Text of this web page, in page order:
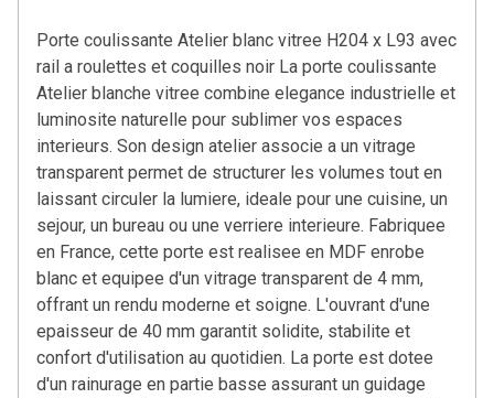
Porte coulissante Atelier blanc vitree H204 x L93 avec
rail a roulettes et coquilles noir La porte coulissante
Atelier blanche vitree combine elegance industrielle et
luminosite naturelle pour sublimer vos espaces
interieurs. Son design atelier associe a un vitrage
transparent permet de structurer les volumes tout en
laissant circuler la lumiere, ideale pour une cuisine, un
sejour, un bureau ou une verriere interieure. Fabriquee
en France, cette porte est realisee en MDF enrobe
blanc et equipee d'un vitrage transparent de 4 mm,
offrant un rendu moderne et soigne. L'ouvrant d'une
epaisseur de 40 mm garantit solidite, stabilite et
confort d'utilisation au quotidien. La porte est dotee
d'un rainurage en partie basse assurant un guidage